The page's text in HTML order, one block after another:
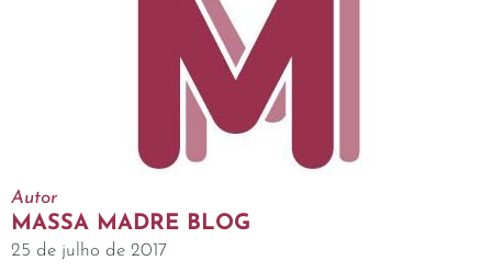
Autor
MASSA MADRE BLOG
25 de julho de 2017